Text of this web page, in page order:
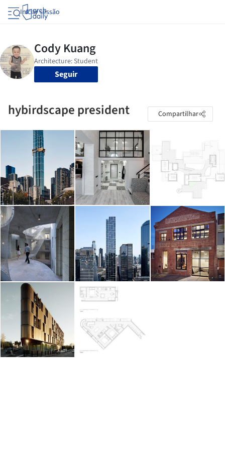
Iniciar sessão
Seguir
hybirdscape president Compartilhar